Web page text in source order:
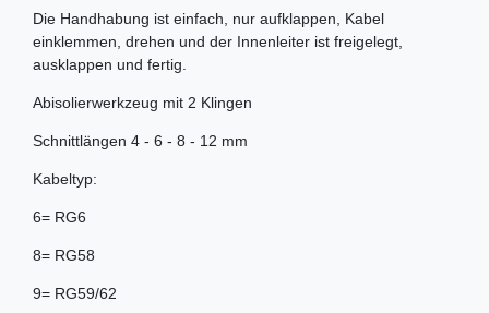
Die Handhabung ist einfach, nur aufklappen, Kabel
einklemmen, drehen und der Innenleiter ist freigelegt,
ausklappen und fertig.
Abisolierwerkzeug mit 2 Klingen
Schnittlängen 4 - 6 - 8 - 12 mm
Kabeltyp:
6= RG6
8= RG58
9= RG59/62